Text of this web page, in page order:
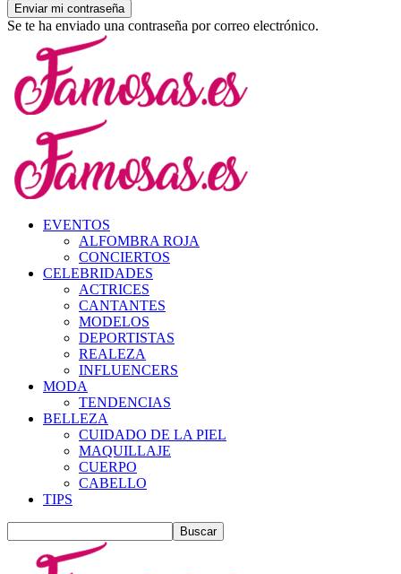
Se te ha enviado una contraseña por correo electrónico.
EVENTOS
ALFOMBRA ROJA
CONCIERTOS
CELEBRIDADES
ACTRICES
CANTANTES
MODELOS
DEPORTISTAS
REALEZA
INFLUENCERS
MODA
TENDENCIAS
BELLEZA
CUIDADO DE LA PIEL
MAQUILLAJE
CUERPO
CABELLO
TIPS